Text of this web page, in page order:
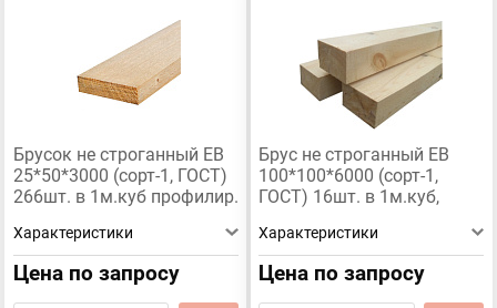
Брусок не строганный ЕВ
25*50*3000 (сорт-1, ГОСТ)
266шт. в 1м.куб профилир.
Характеристики
Цена по запросу
Брус не строганный ЕВ
100*100*6000 (сорт-1,
ГОСТ) 16шт. в 1м.куб,
Характеристики
Цена по запросу